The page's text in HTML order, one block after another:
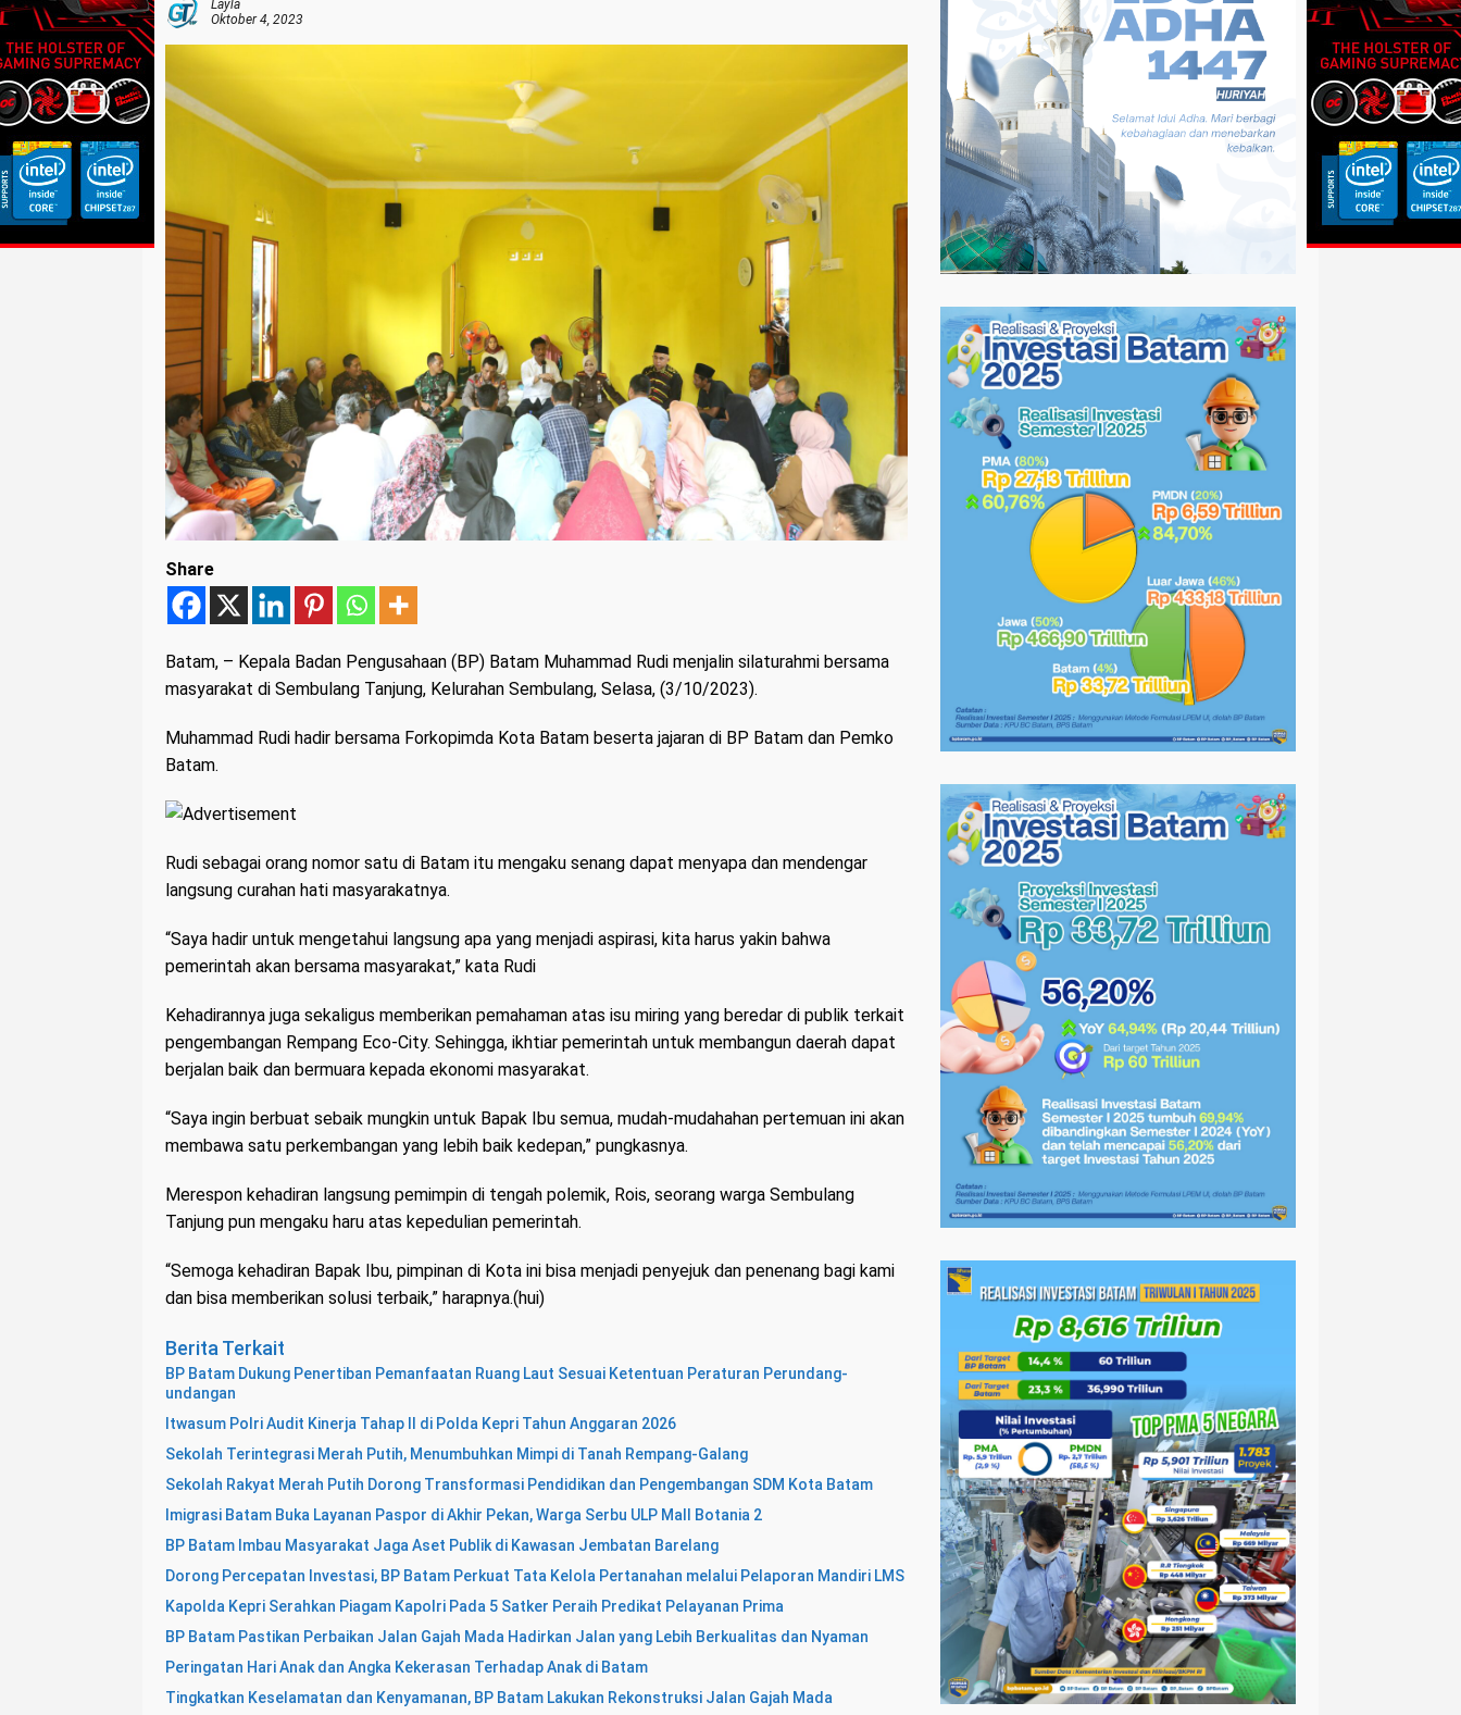
Layla
Oktober 4, 2023
Share
Batam, – Kepala Badan Pengusahaan (BP) Batam Muhammad Rudi menjalin silaturahmi bersama
masyarakat di Sembulang Tanjung, Kelurahan Sembulang, Selasa, (3/10/2023).
Muhammad Rudi hadir bersama Forkopimda Kota Batam beserta jajaran di BP Batam dan Pemko
Batam.
Rudi sebagai orang nomor satu di Batam itu mengaku senang dapat menyapa dan mendengar
langsung curahan hati masyarakatnya.
“Saya hadir untuk mengetahui langsung apa yang menjadi aspirasi, kita harus yakin bahwa
pemerintah akan bersama masyarakat,” kata Rudi
Kehadirannya juga sekaligus memberikan pemahaman atas isu miring yang beredar di publik terkait
pengembangan Rempang Eco-City. Sehingga, ikhtiar pemerintah untuk membangun daerah dapat
berjalan baik dan bermuara kepada ekonomi masyarakat.
“Saya ingin berbuat sebaik mungkin untuk Bapak Ibu semua, mudah-mudahahan pertemuan ini akan
membawa satu perkembangan yang lebih baik kedepan,” pungkasnya.
Merespon kehadiran langsung pemimpin di tengah polemik, Rois, seorang warga Sembulang
Tanjung pun mengaku haru atas kepedulian pemerintah.
“Semoga kehadiran Bapak Ibu, pimpinan di Kota ini bisa menjadi penyejuk dan penenang bagi kami
dan bisa memberikan solusi terbaik,” harapnya.(hui)
Berita Terkait
BP Batam Dukung Penertiban Pemanfaatan Ruang Laut Sesuai Ketentuan Peraturan Perundang-
undangan
Itwasum Polri Audit Kinerja Tahap II di Polda Kepri Tahun Anggaran 2026
Sekolah Terintegrasi Merah Putih, Menumbuhkan Mimpi di Tanah Rempang-Galang
Sekolah Rakyat Merah Putih Dorong Transformasi Pendidikan dan Pengembangan SDM Kota Batam
Imigrasi Batam Buka Layanan Paspor di Akhir Pekan, Warga Serbu ULP Mall Botania 2
BP Batam Imbau Masyarakat Jaga Aset Publik di Kawasan Jembatan Barelang
Dorong Percepatan Investasi, BP Batam Perkuat Tata Kelola Pertanahan melalui Pelaporan Mandiri LMS
Kapolda Kepri Serahkan Piagam Kapolri Pada 5 Satker Peraih Predikat Pelayanan Prima
BP Batam Pastikan Perbaikan Jalan Gajah Mada Hadirkan Jalan yang Lebih Berkualitas dan Nyaman
Peringatan Hari Anak dan Angka Kekerasan Terhadap Anak di Batam
Tingkatkan Keselamatan dan Kenyamanan, BP Batam Lakukan Rekonstruksi Jalan Gajah Mada